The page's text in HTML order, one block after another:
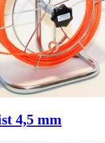
4,5 mm